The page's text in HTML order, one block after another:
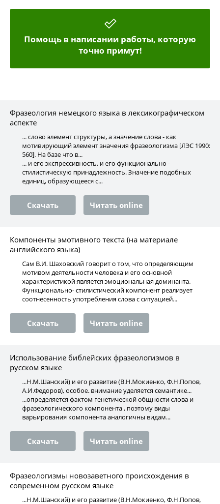
Помощь в написании работы, которую
точно примут!
Фразеология немецкого языка в лексикографическом
аспекте
... слово элемент структуры, а значение слова - как
мотивирующий элемент значения фразеологизма [ЛЭС 1990:
560]. На базе что в...
... и его экспрессивность, и его функционально -
стилистическую принадлежность. Значение подобных
единиц, образующееся с...
Скачать Читать online
Компоненты эмотивного текста (на материале
английского языка)
Сам В.И. Шаховский говорит о том, что определяющим
мотивом деятельности человека и его основной
характеристикой является эмоциональная доминанта.
Функционально- стилистический компонент реализует
соотнесенность употребления слова с ситуацией...
Скачать Читать online
Использование библейских фразеологизмов в
русском языке
...Н.М.Шанский) и его развитие (В.Н.Мокиенко, Ф.Н.Попов,
А.И.Федоров), особое. внимание уделяется семантике...
...определяется фактом генетической общности слова и
фразеологического компонента , поэтому виды
варьирования компонента аналогичны видам...
Скачать Читать online
Фразеологизмы новозаветного происхождения в
современном русском языке
...Н.М.Шанский) и его развитие (В.Н.Мокиенко, Ф.Н.Попов,